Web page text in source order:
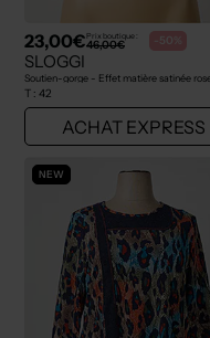
23,00€Prix boutique :
46,00€ -50%
SLOGGI
Soutien-gorge - Effet matière satinée
T : 42
ACHAT EXPRESS
NEW